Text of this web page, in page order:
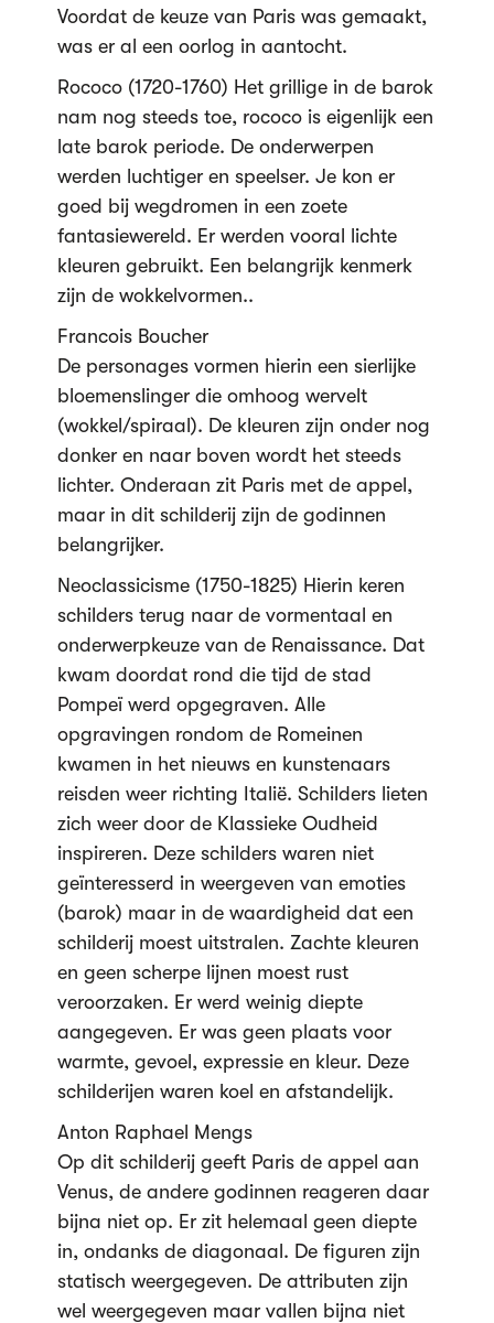
Voordat de keuze van Paris was gemaakt,
was er al een oorlog in aantocht.
Rococo (1720-1760) Het grillige in de barok
nam nog steeds toe, rococo is eigenlijk een
late barok periode. De onderwerpen
werden luchtiger en speelser. Je kon er
goed bij wegdromen in een zoete
fantasiewereld. Er werden vooral lichte
kleuren gebruikt. Een belangrijk kenmerk
zijn de wokkelvormen..
Francois Boucher
De personages vormen hierin een sierlijke
bloemenslinger die omhoog wervelt
(wokkel/spiraal). De kleuren zijn onder nog
donker en naar boven wordt het steeds
lichter. Onderaan zit Paris met de appel,
maar in dit schilderij zijn de godinnen
belangrijker.
Neoclassicisme (1750-1825) Hierin keren
schilders terug naar de vormentaal en
onderwerpkeuze van de Renaissance. Dat
kwam doordat rond die tijd de stad
Pompeï werd opgegraven. Alle
opgravingen rondom de Romeinen
kwamen in het nieuws en kunstenaars
reisden weer richting Italië. Schilders lieten
zich weer door de Klassieke Oudheid
inspireren. Deze schilders waren niet
geïnteresserd in weergeven van emoties
(barok) maar in de waardigheid dat een
schilderij moest uitstralen. Zachte kleuren
en geen scherpe lijnen moest rust
veroorzaken. Er werd weinig diepte
aangegeven. Er was geen plaats voor
warmte, gevoel, expressie en kleur. Deze
schilderijen waren koel en afstandelijk.
Anton Raphael Mengs
Op dit schilderij geeft Paris de appel aan
Venus, de andere godinnen reageren daar
bijna niet op. Er zit helemaal geen diepte
in, ondanks de diagonaal. De figuren zijn
statisch weergegeven. De attributen zijn
wel weergegeven maar vallen bijna niet